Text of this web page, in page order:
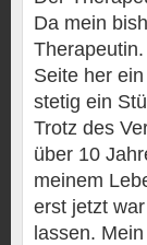
Da mein
Seite her
stetig ein
Trotz des
über 10
meinem
erst jetzt
lassen.